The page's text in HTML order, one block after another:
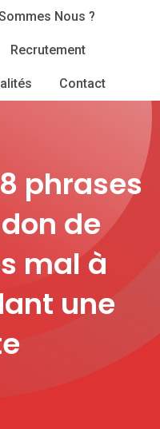
Nous ?
Recrutement
Contact
phrases
de
mal à
une